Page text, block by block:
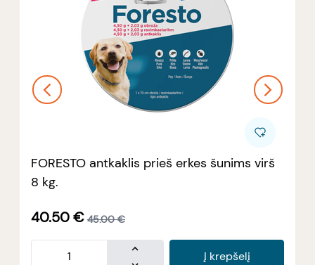
FORESTO antkaklis prieš erkes šunims virš
8 kg.
40.50€ 45.00 €
Į krepšelį